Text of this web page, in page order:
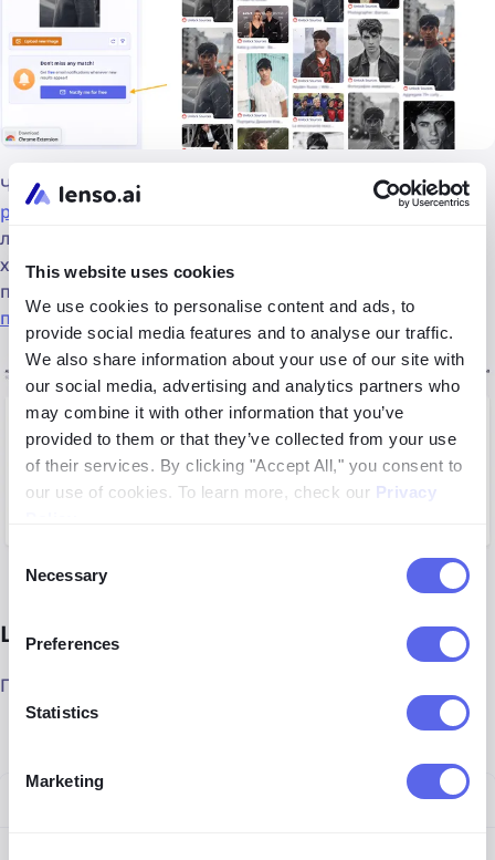
This website uses cookies
We use cookies to personalise content and ads, to
provide social media features and to analyse our traffic.
We also share information about your use of our site with
our social media, advertising and analytics partners who
may combine it with other information that you’ve
provided to them or that they’ve collected from your use
of their services. By clicking "Accept All," you consent to
our use of cookies. To learn more, check our Privacy
Selection
Necessary
Preferences
Statistics
Marketing
Чтобы сделать процесс ещё проще, используйте
расширение для Chrome
, чтобы запускать поиск по
лицу на любом сайте в один клик. Кроме того, если вы
хотите интегрировать инструмент в ваш рабочий
процесс или продукт, вы можете использовать
поиска по лицу.
Lenso.ai vs PimEyes — сравнение
Посмотрите, почему lenso.ai лучше PimEyes:
PimEyes